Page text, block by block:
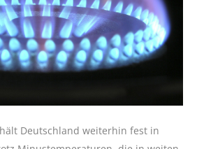
Deutschland weiterhin fest in